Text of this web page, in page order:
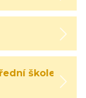
škole